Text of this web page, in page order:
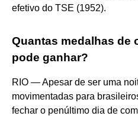
efetivo do TSE (1952).
Quantas medalhas de
pode ganhar?
RIO — Apesar de ser uma
movimentadas para
fechar o penúltimo dia de